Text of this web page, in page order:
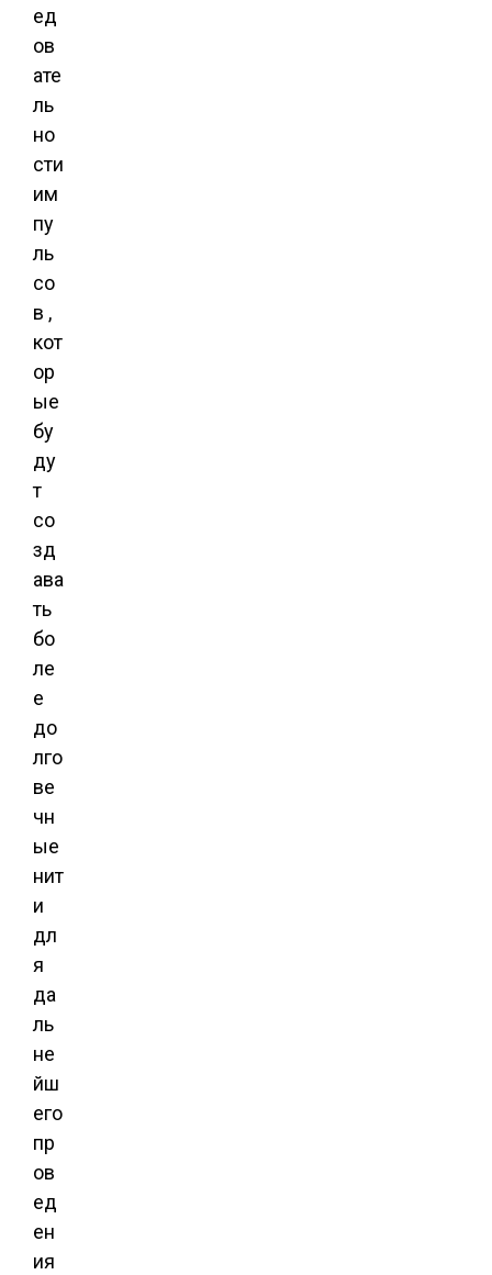
ед
ов
ате
ль
но
сти
им
пу
ль
со
в ,
кот
ор
ые
бу
ду
т
со
зд
ава
ть
бо
ле
е
до
лго
ве
чн
ые
нит
и
дл
я
да
ль
не
йш
его
пр
ов
ед
ен
ия